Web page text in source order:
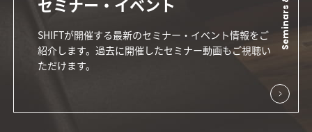
SHIFTが開催する最新のセミナー・イベント情報をご
紹介します。過去に開催したセミナー動画もご視聴い
ただけます。